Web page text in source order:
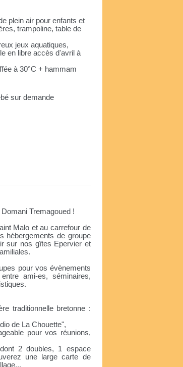
plein air pour enfants et
trampoline, table de
jeux aquatiques,
en libre accès d'avril à
à 30°C + hammam
sur demande
Tremagoued !
Malo et au carrefour de
hébergements de groupe
sur nos gîtes Epervier et
pour vos évènements
ami-es, séminaires,
traditionnelle bretonne :
de La Chouette",
pour vos réunions,
2 doubles, 1 espace
une large carte de